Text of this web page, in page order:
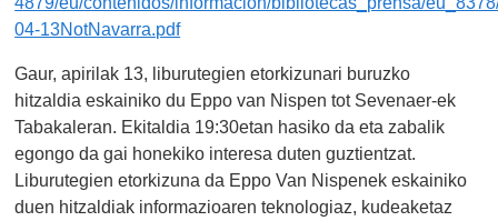
04-13NotNavarra.pdf
Gaur, apirilak 13, liburutegien etorkizunari buruzko
hitzaldia eskainiko du Eppo van Nispen tot Sevenaer-ek
Tabakaleran. Ekitaldia 19:30etan hasiko da eta zabalik
egongo da gai honekiko interesa duten guztientzat.
Liburutegien etorkizuna da Eppo Van Nispenek eskainiko
duen hitzaldiak informazioaren teknologiaz, kudeaketaz